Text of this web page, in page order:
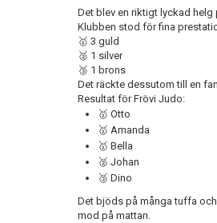
Det blev en riktigt lyckad
Klubben stod för fina
🥇 3 guld
🥈 1 silver
🥉 1 brons
Det räckte dessutom till en
Resultat för Frövi Judo:
🥇 Otto
🥇 Amanda
🥇 Bella
🥈 Johan
🥉 Dino
Det bjöds på många tuffa
mod på mattan.